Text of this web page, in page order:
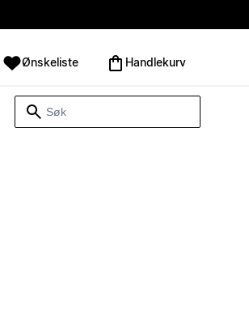
Ønskeliste Handlekurv